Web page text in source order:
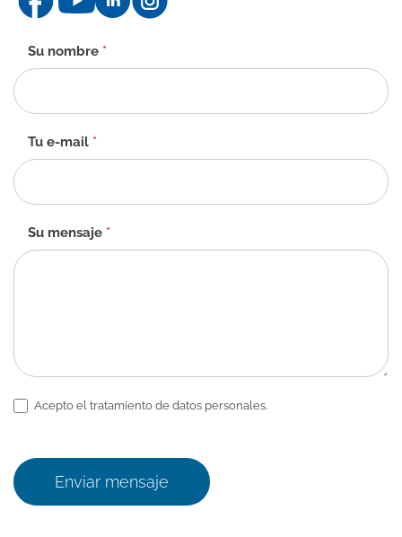
Formulario
de
contacto
-
Su nombre *
Tu e-mail *
Su mensaje *
Acepto el tratamiento de datos personales.
Enviar mensaje